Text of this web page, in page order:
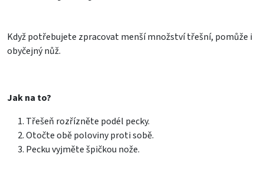
Když potřebujete zpracovat menší množství třešní, pomůže i
obyčejný nůž.
Jak na to?
Třešeň rozřízněte podél pecky.
Otočte obě poloviny proti sobě.
Pecku vyjměte špičkou nože.